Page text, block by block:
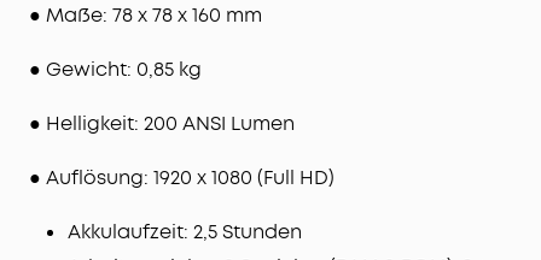
● Maße: 78 x 78 x 160 mm
● Gewicht: 0,85 kg
● Helligkeit: 200 ANSI Lumen
● Auflösung: 1920 x 1080 (Full HD)
Akkulaufzeit: 2,5 Stunden